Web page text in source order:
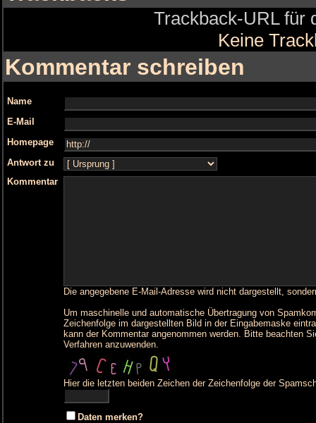
Trackback-URL für
Keine
Kommentar schreiben
Name
E-Mail
Homepage
Antwort zu
Kommentar
Die angegebene E-Mail-Adresse wird nicht dargestellt,
Um maschinelle und automatische Übertragung von
Zeichenfolge im dargestellten Bild in der Eingabemaske
kann der Kommentar angenommen werden. Bitte beachten
Verfahren anzuwenden.
Hier die letzten beiden Zeichen der Zeichenfolge der
Daten merken?